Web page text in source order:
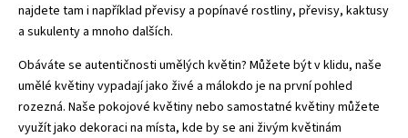
najdete tam i například převisy a popínavé rostliny, převisy, kaktusy
a sukulenty a mnoho dalších.
Obáváte se autentičnosti umělých květin? Můžete být v klidu, naše
umělé květiny vypadají jako živé a málokdo je na první pohled
rozezná. Naše pokojové květiny nebo samostatné květiny můžete
využít jako dekoraci na místa, kde by se ani živým květinám